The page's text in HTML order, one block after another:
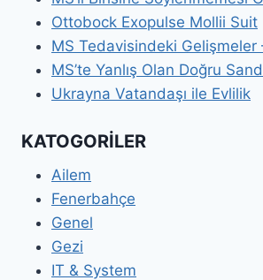
Ottobock Exopulse Mollii Suit
MS Tedavisindeki Gelişmeler
MS’te Yanlış Olan Doğru
Ukrayna Vatandaşı ile Evlilik
KATOGORİLER
Ailem
Fenerbahçe
Genel
Gezi
IT & System